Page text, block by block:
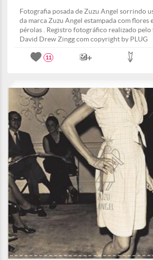
Fotografia posada de Zuzu Angel sorrindo
da marca Zuzu Angel estampada com flores
pérolas . Registro fotográfico realizado
David Drew Zingg com copyright by PLUG
11